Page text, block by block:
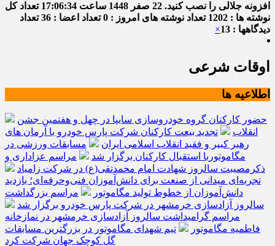
افزونه جلالی را نصب کنید. 22 صفر 1448 ساعت 17:06:35 تعداد کل
نوشته ها : 1202
تعداد نوشته های امروز : 0 تعداد اعضا : 36
تعداد
دیدگاهها : 13
×
اوقات شرعی
اطلاعیه ها
حضور کارکنان گروه خودروسازی سایپا در چهل و هفتمین جشن
انقلاب
تجدید بیعت کارکنان شرکت پارس خودرو با آرمان های
رهبر کبیر و فقید انقلاب اسلامی ایران
مسابقات ورزشی در
مگاموتوربا استقبال کارکنان برگزار شد
مراسم عزاداری و
ذکرمصیبت سالروز شهادت امام محمدتقی(ع) در شرکت زامیاد
تجربه‌ای میدانی از صنعت برای دانش‌آموزان فنی‌وحرفه‌ای؛ بازدید
دانش‌آموزان از خطوط تولید مگاموتور
مراسم بزرگداشت
سالروز آزادسازی خرمشهر در شرکت پارس خودرو برگزار شد
مراسم گرامیداشت سالروز آزادسازی خرمشهر در نمازخانه
فاطمیه مگاموتور
تیم شهدای مگاموتور در بزرگترین مسابقات
گل کوچک جهان شرکت کرد